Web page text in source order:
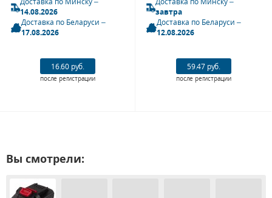
14.08.2026
Доставка по Беларуси –
17.08.2026
16.60 руб.
после регистрации
завтра
Доставка по Беларуси –
12.08.2026
59.47 руб.
после регистрации
Вы смотрели: